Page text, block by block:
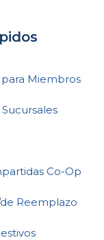
Miembros
Co-Op
Reemplazo